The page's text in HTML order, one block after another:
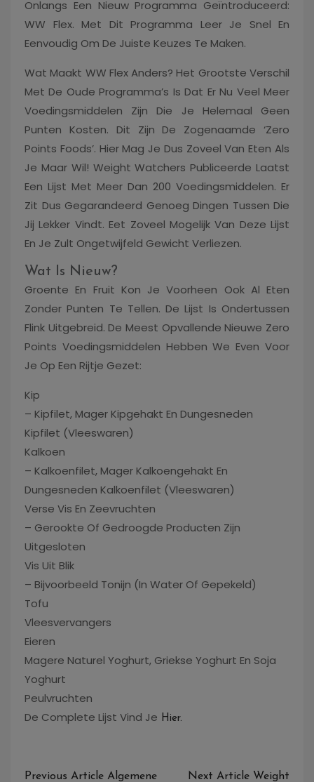
Onlangs Een Nieuw Programma Geïntroduceerd:
WW Flex. Met Dit Programma Leer Je Snel En
Eenvoudig Om De Juiste Keuzes Te Maken.
Wat Maakt WW Flex Anders? Het Grootste Verschil
Met De Oude Programma’s Is Dat Er Nu Veel Meer
Voedingsmiddelen Zijn Die Je Helemaal Geen
Punten Kosten. Dit Zijn De Zogenaamde ‘zero
Points Foods’. Hier Mag Je Dus Zoveel Van Eten Als
Je Maar Wil! Weight Watchers Publiceerde Laatst
Een Lijst Met Meer Dan 200 Voedingsmiddelen. Er
Zit Dus Gegarandeerd Genoeg Dingen Tussen Die
Jij Lekker Vindt. Eet Zoveel Mogelijk Van Deze Lijst
En Je Zult Ongetwijfeld Gewicht Verliezen.
Wat Is Nieuw?
Groente En Fruit Kon Je Voorheen Ook Al Eten
Zonder Punten Te Tellen. De Lijst Is Ondertussen
Flink Uitgebreid. De Meest Opvallende Nieuwe Zero
Points Voedingsmiddelen Hebben We Even Voor
Je Op Een Rijtje Gezet:
Kip
– Kipfilet, Mager Kipgehakt En Dungesneden
Kipfilet (vleeswaren)
Kalkoen
– Kalkoenfilet, Mager Kalkoengehakt En
Dungesneden Kalkoenfilet (vleeswaren)
Verse Vis En Zeevruchten
– Gerookte Of Gedroogde Producten Zijn
Uitgesloten
Vis Uit Blik
– Bijvoorbeeld Tonijn (in Water Of Gepekeld)
Tofu
Vleesvervangers
Eieren
Magere Naturel Yoghurt, Griekse Yoghurt En Soja
Yoghurt
Peulvruchten
De Complete Lijst Vind Je Hier.
Bericht
Previous Article Algemene
Next Article Weight